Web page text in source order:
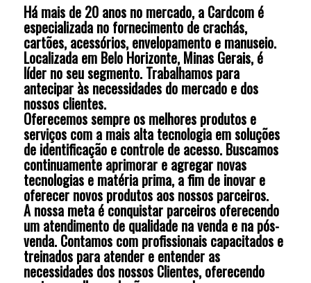
Há mais de 20 anos no mercado, a Cardcom é
especializada no fornecimento de crachás,
cartões, acessórios, envelopamento e manuseio.
Localizada em Belo Horizonte, Minas Gerais, é
líder no seu segmento. Trabalhamos para
antecipar às necessidades do mercado e dos
nossos clientes.
Oferecemos sempre os melhores produtos e
serviços com a mais alta tecnologia em soluções
de identificação e controle de acesso. Buscamos
continuamente aprimorar e agregar novas
tecnologias e matéria prima, a fim de inovar e
oferecer novos produtos aos nossos parceiros.
A nossa meta é conquistar parceiros oferecendo
um atendimento de qualidade na venda e na pós-
venda. Contamos com profissionais capacitados e
treinados para atender e entender as
necessidades dos nossos Clientes, oferecendo